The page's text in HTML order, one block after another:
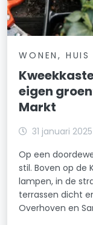
WONEN, HUIS
eigen
Markt
31 januari 2025
Op een
stil. Boven op de
lampen, in de
terrassen dicht
Overhoven en